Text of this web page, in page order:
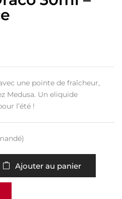
une pointe de fraîcheur,
Medusa. Un eliquide
l’été !
Ajouter au panier